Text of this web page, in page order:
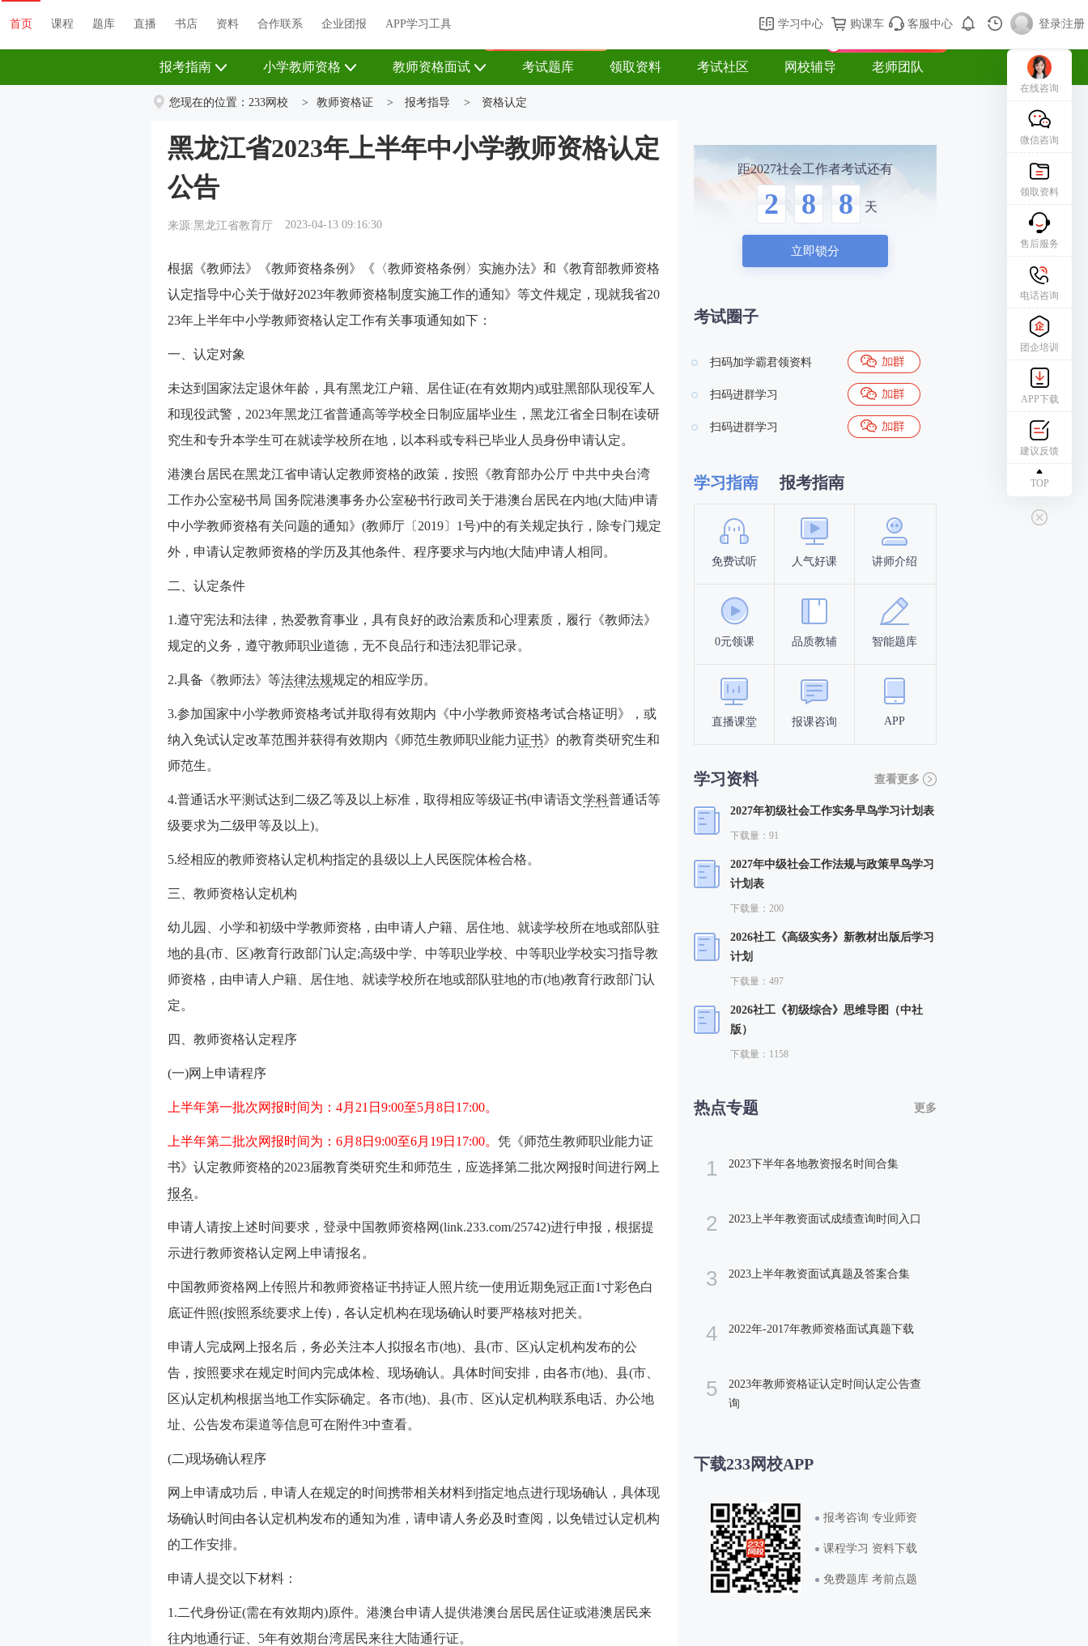
首页 课程 题库 直播 书店 资料 关于我们 帮助中心 购课车 登录/注册
首页 课程 题库 直播 书店 资料 合作联系 企业团报 APP学习工具 学习中心 购课车 客服中心 登录|注册
报考指南 小学教师资格 教师资格面试 考试题库 领取资料 考试社区 网校辅导 老师团队
您现在的位置： 233网校 > 教师资格证 > 报考指导 > 资格认定
黑龙江省2023年上半年中小学教师资格认定
公告
来源:黑龙江省教育厅 2023-04-13 09:16:30
根据《教师法》《教师资格条例》《〈教师资格条例〉实施办法》和《教育部教师资格
认定指导中心关于做好2023年教师资格制度实施工作的通知》等文件规定，现就我省20
23年上半年中小学教师资格认定工作有关事项通知如下：
一、认定对象
未达到国家法定退休年龄，具有黑龙江户籍、居住证(在有效期内)或驻黑部队现役军人
和现役武警，2023年黑龙江省普通高等学校全日制应届毕业生，黑龙江省全日制在读研
究生和专升本学生可在就读学校所在地，以本科或专科已毕业人员身份申请认定。
港澳台居民在黑龙江省申请认定教师资格的政策，按照《教育部办公厅 中共中央台湾
工作办公室秘书局 国务院港澳事务办公室秘书行政司关于港澳台居民在内地(大陆)申请
中小学教师资格有关问题的通知》(教师厅〔2019〕1号)中的有关规定执行，除专门规定
外，申请认定教师资格的学历及其他条件、程序要求与内地(大陆)申请人相同。
二、认定条件
1.遵守宪法和法律，热爱教育事业，具有良好的政治素质和心理素质，履行《教师法》
规定的义务，遵守教师职业道德，无不良品行和违法犯罪记录。
2.具备《教师法》等法律法规规定的相应学历。
3.参加国家中小学教师资格考试并取得有效期内《中小学教师资格考试合格证明》，或
纳入免试认定改革范围并获得有效期内《师范生教师职业能力证书》的教育类研究生和
师范生。
4.普通话水平测试达到二级乙等及以上标准，取得相应等级证书(申请语文学科普通话等
级要求为二级甲等及以上)。
5.经相应的教师资格认定机构指定的县级以上人民医院体检合格。
三、教师资格认定机构
幼儿园、小学和初级中学教师资格，由申请人户籍、居住地、就读学校所在地或部队驻
地的县(市、区)教育行政部门认定;高级中学、中等职业学校、中等职业学校实习指导教
师资格，由申请人户籍、居住地、就读学校所在地或部队驻地的市(地)教育行政部门认
定。
四、教师资格认定程序
(一)网上申请程序
上半年第一批次网报时间为：4月21日9:00至5月8日17:00。
上半年第二批次网报时间为：6月8日9:00至6月19日17:00。 凭《师范生教师职业能力证
书》认定教师资格的2023届教育类研究生和师范生，应选择第二批次网报时间进行网上
报名 。
申请人请按上述时间要求，登录中国教师资格网(link.233.com/25742)进行申报，根据提
示进行教师资格认定网上申请报名。
中国教师资格网上传照片和教师资格证书持证人照片统一使用近期免冠正面1寸彩色白
底证件照(按照系统要求上传)，各认定机构在现场确认时要严格核对把关。
申请人完成网上报名后，务必关注本人拟报名市(地)、县(市、区)认定机构发布的公
告，按照要求在规定时间内完成体检、现场确认。具体时间安排，由各市(地)、县(市、
区)认定机构根据当地工作实际确定。各市(地)、县(市、区)认定机构联系电话、办公地
址、公告发布渠道等信息可在附件3中查看。
(二)现场确认程序
网上申请成功后，申请人在规定的时间携带相关材料到指定地点进行现场确认，具体现
场确认时间由各认定机构发布的通知为准，请申请人务必及时查阅，以免错过认定机构
的工作安排。
申请人提交以下材料：
1.二代身份证(需在有效期内)原件。港澳台申请人提供港澳台居民居住证或港澳居民来
往内地通行证、5年有效期台湾居民来往大陆通行证。
距2027社会工作者考试还有
2 8 8 天
立即锁分
考试圈子
扫码加学霸君领资料
扫码进群学习
扫码进群学习
学习指南 报考指南
免费试听 人气好课 讲师介绍
0元领课 品质教辅 智能题库
直播课堂 报课咨询 APP
学习资料 查看更多
2027年初级社会工作实务早鸟学习计划表
下载量：91
2027年中级社会工作法规与政策早鸟学习
计划表
下载量：200
2026社工《高级实务》新教材出版后学习
计划
下载量：497
2026社工《初级综合》思维导图（中社
版）
下载量：1158
热点专题 更多
1 2023下半年各地教资报名时间合集
2 2023上半年教资面试成绩查询时间入口
3 2023上半年教资面试真题及答案合集
4 2022年-2017年教师资格面试真题下载
5
2023年教师资格证认定时间认定公告查
询
下载233网校APP
报考咨询 专业师资
课程学习 资料下载
免费题库 考前点题
在线咨询
微信咨询
领取资料
售后服务
电话咨询
团企培训
APP下载
建议反馈
TOP